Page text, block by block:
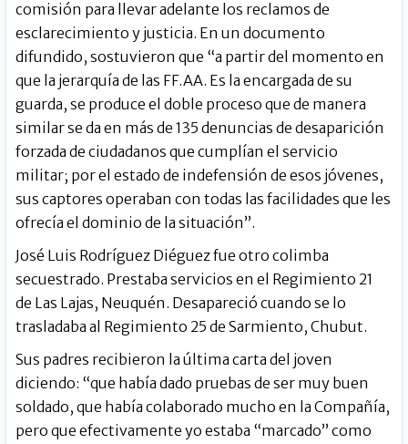
comisión para llevar adelante los reclamos de
esclarecimiento y justicia. En un documento
difundido, sostuvieron que “a partir del momento en
que la jerarquía de las FF.AA. Es la encargada de su
guarda, se produce el doble proceso que de manera
similar se da en más de 135 denuncias de desaparición
forzada de ciudadanos que cumplían el servicio
militar; por el estado de indefensión de esos jóvenes,
sus captores operaban con todas las facilidades que les
ofrecía el dominio de la situación”.
José Luis Rodríguez Diéguez fue otro colimba
secuestrado. Prestaba servicios en el Regimiento 21
de Las Lajas, Neuquén. Desapareció cuando se lo
trasladaba al Regimiento 25 de Sarmiento, Chubut.
Sus padres recibieron la última carta del joven
diciendo: “que había dado pruebas de ser muy buen
soldado, que había colaborado mucho en la Compañía,
pero que efectivamente yo estaba “marcado” como